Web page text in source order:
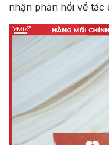
nhận phản hồi về tác